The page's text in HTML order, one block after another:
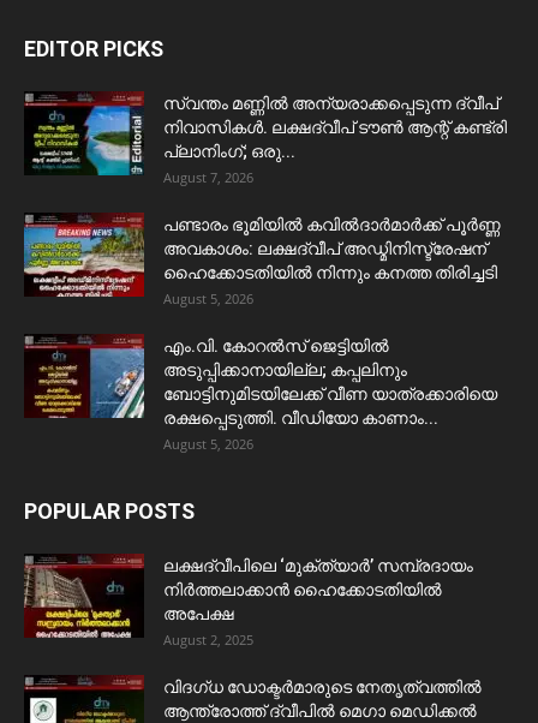
EDITOR PICKS
സ്വന്തം മണ്ണിൽ അന്യരാക്കപ്പെടുന്ന ദ്വീപ്
നിവാസികൾ. ലക്ഷദ്വീപ് ടൗൺ ആന്റ് കണ്ട്രി
പ്ലാനിംഗ്; ഒരു...
August 7, 2026
പണ്ടാരം ഭൂമിയിൽ കവിൽദാർമാർക്ക് പൂർണ്ണ
അവകാശം: ലക്ഷദ്വീപ് അഡ്മിനിസ്ട്രേഷന്
ഹൈക്കോടതിയിൽ നിന്നും കനത്ത തിരിച്ചടി
August 5, 2026
​എം.വി. കോറൽസ് ജെട്ടിയിൽ
അടുപ്പിക്കാനായില്ല; കപ്പലിനും
ബോട്ടിനുമിടയിലേക്ക് വീണ യാത്രക്കാരിയെ
രക്ഷപ്പെടുത്തി. വീഡിയോ കാണാം...
August 5, 2026
POPULAR POSTS
ലക്ഷദ്വീപിലെ ‘മുക്ത്യാർ’ സമ്പ്രദായം
നിർത്തലാക്കാൻ ഹൈക്കോടതിയിൽ
അപേക്ഷ
August 2, 2025
വിദഗ്ധ ഡോക്ടർമാരുടെ നേതൃത്വത്തിൽ
ആന്ത്രോത്ത് ദ്വീപിൽ മെഗാ മെഡിക്കൽ